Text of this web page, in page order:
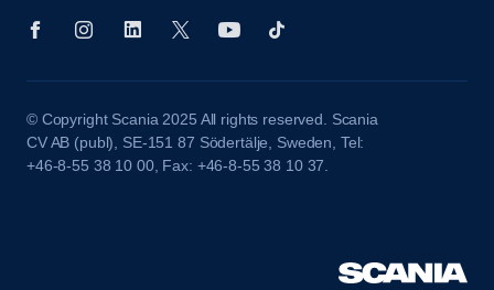
© Copyright Scania 2025 All rights reserved. Scania
CV AB (publ), SE-151 87 Södertälje, Sweden, Tel:
+46-8-55 38 10 00, Fax: +46-8-55 38 10 37.